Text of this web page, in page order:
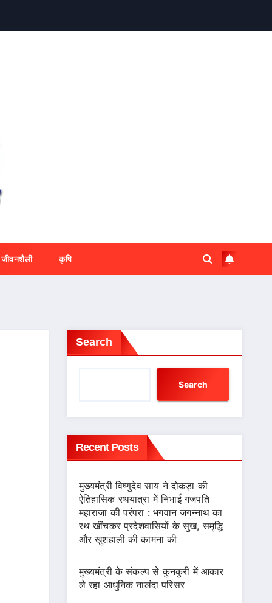
जीवनशैली कृषि
Search
Search
Recent Posts
मुख्यमंत्री विष्णुदेव साय ने दोकड़ा की
ऐतिहासिक रथयात्रा में निभाई गजपति
महाराजा की परंपरा : भगवान जगन्नाथ का
रथ खींचकर प्रदेशवासियों के सुख, समृद्धि
और खुशहाली की कामना की
मुख्यमंत्री के संकल्प से कुनकुरी में आकार
ले रहा आधुनिक नालंदा परिसर